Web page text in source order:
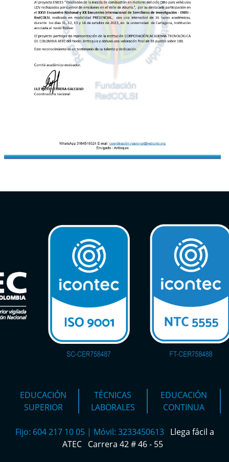
EDUCACIÓN
SUPERIOR
TÉCNICAS
LABORALES
EDUCACIÓN
CONTINUA
Fijo: 604 217 10 05 | Móvil: 3233450613 Llega fácil a
ATEC Carrera 42 # 46 - 55